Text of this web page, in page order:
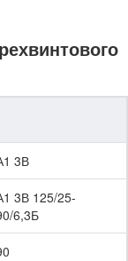
3В
3В 125/25-
6,3Б